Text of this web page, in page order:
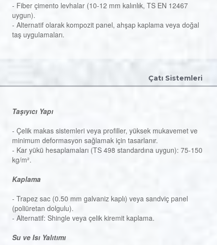
- Fiber çimento levhalar (10-12 mm kalınlık, TS EN 12467
uygun).
- Alternatif olarak kompozit panel, ahşap kaplama veya doğal
taş uygulamaları.
Çatı Sistemleri
Taşıyıcı Yapı
- Çelik makas sistemleri veya profiller, yüksek mukavemet ve
minimum deformasyon sağlamak için tasarlanır.
- Kar yükü hesaplamaları (TS 498 standardına uygun): 75-150
kg/m².
Kaplama
- Trapez sac (0.50 mm galvaniz kaplı) veya sandviç panel
(poliüretan dolgulu).
- Alternatif: Shingle veya çelik kiremit kaplama.
Su ve Isı Yalıtımı